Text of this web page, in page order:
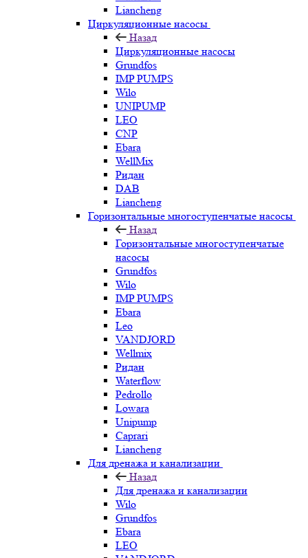
Liancheng
Циркуляционные насосы
Назад
Циркуляционные насосы
Grundfos
IMP PUMPS
Wilo
UNIPUMP
LEO
CNP
Ebara
WellMix
Ридан
DAB
Liancheng
Горизонтальные многоступенчатые насосы
Назад
Горизонтальные многоступенчатые
насосы
Grundfos
Wilo
IMP PUMPS
Ebara
Leo
VANDJORD
Wellmix
Ридан
Waterflow
Pedrollo
Lowara
Unipump
Caprari
Liancheng
Для дренажа и канализации
Назад
Для дренажа и канализации
Wilo
Grundfos
Ebara
LEO